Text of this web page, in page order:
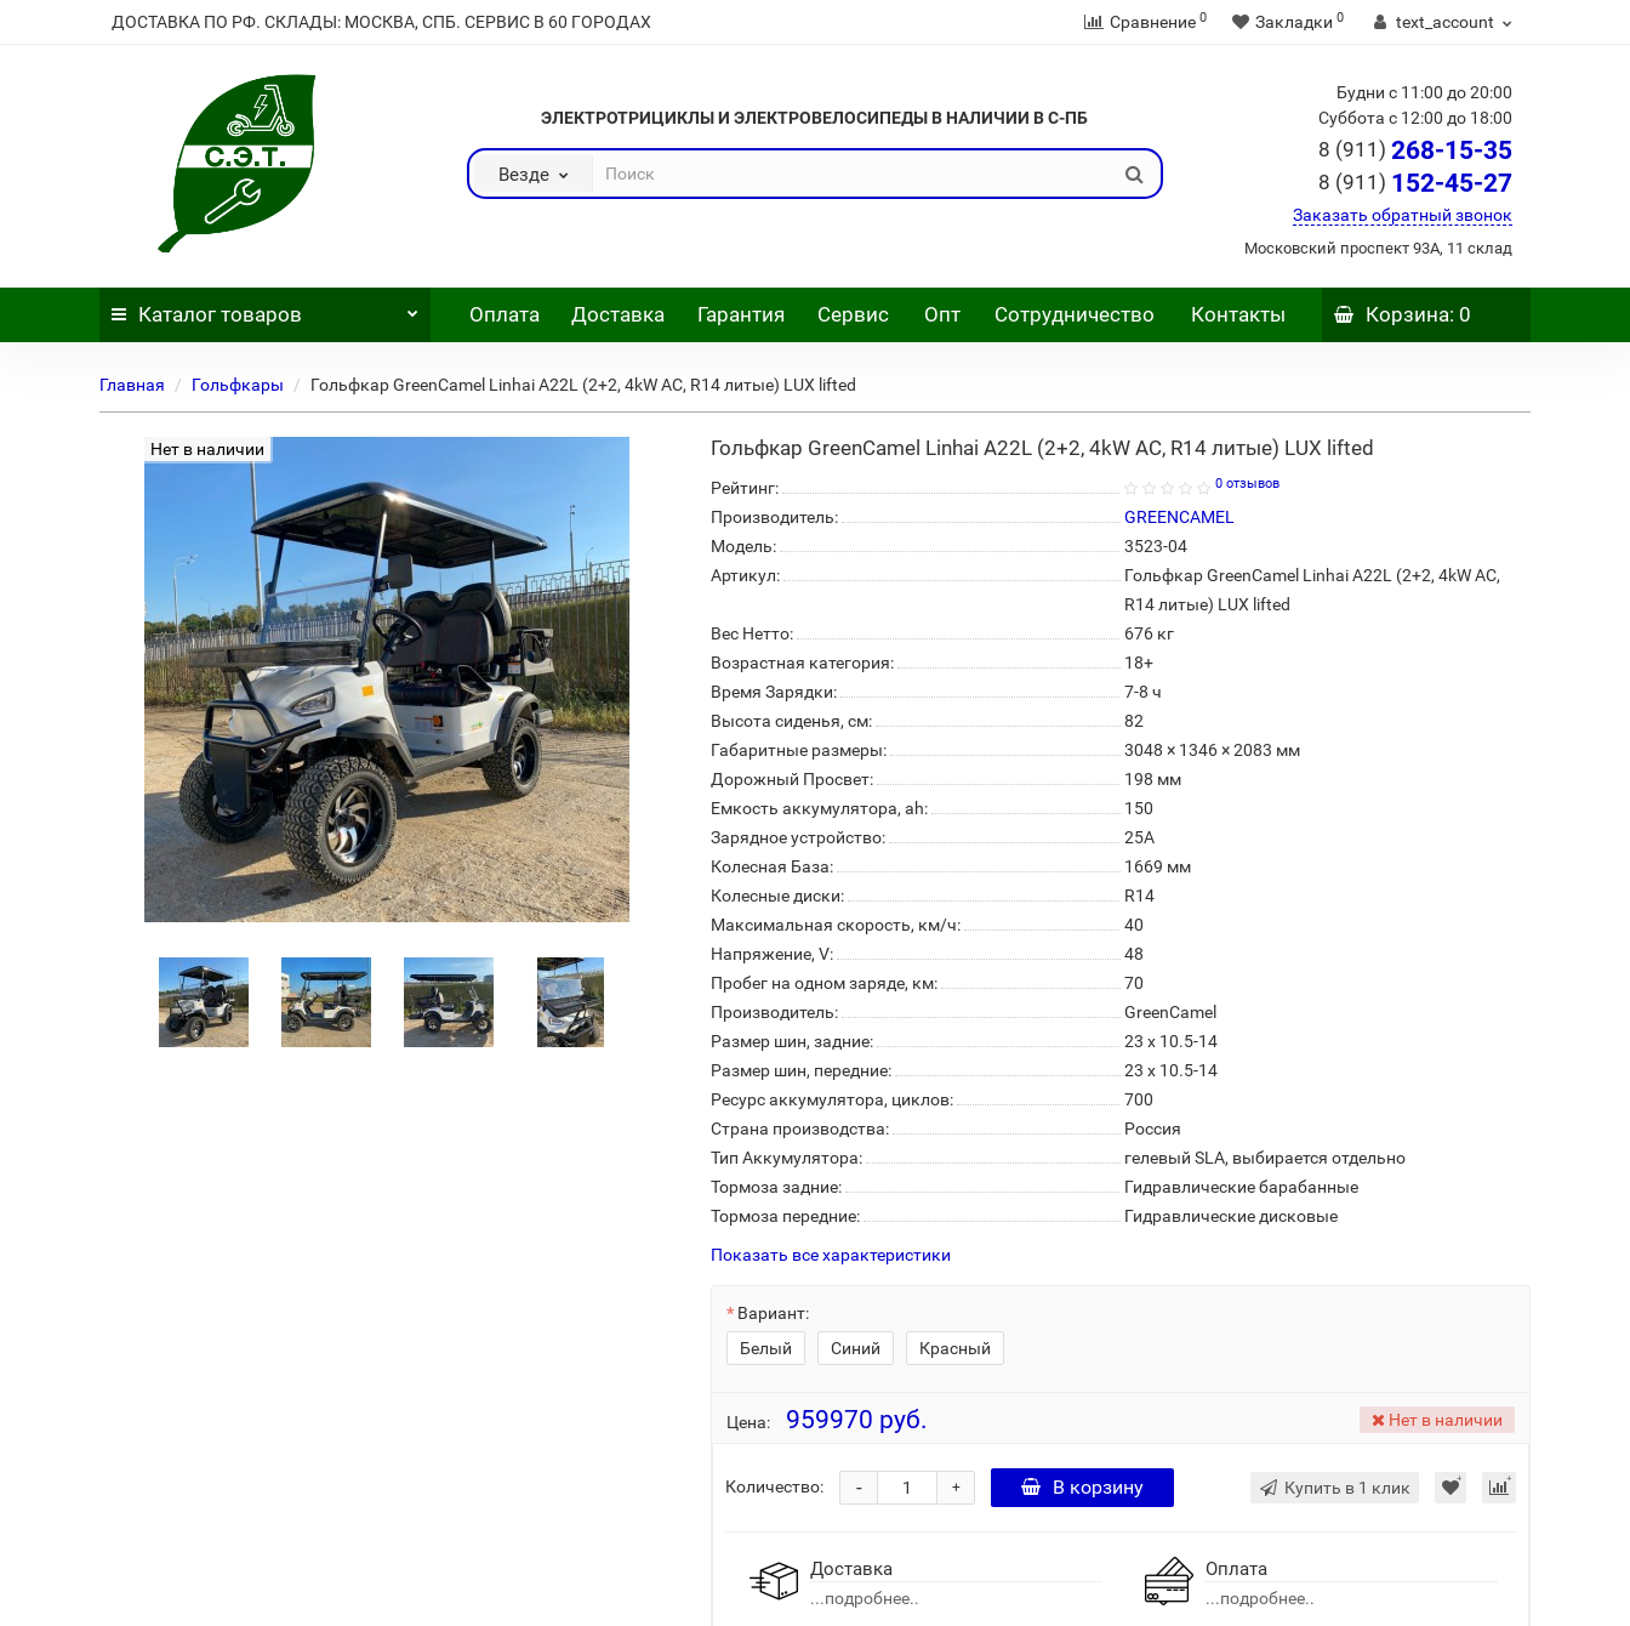
ДОСТАВКА ПО РФ. СКЛАДЫ: МОСКВА, СПБ. СЕРВИС В 60 ГОРОДАХ Сравнение 0 Закладки 0 text_account
ЭЛЕКТРОТРИЦИКЛЫ И ЭЛЕКТРОВЕЛОСИПЕДЫ В НАЛИЧИИ В С-ПБ
Везде
Будни с 11:00 до 20:00
Суббота с 12:00 до 18:00
8 (911) 268-15-35
8 (911) 152-45-27
Заказать обратный звонок
Московский проспект 93А, 11 склад
Каталог товаров Оплата Доставка Гарантия Сервис Опт Сотрудничество Контакты Корзина: 0
Главная Гольфкары Гольфкар GreenCamel Linhai A22L (2+2, 4kW AC, R14 литые) LUX lifted
Нет в наличии Гольфкар GreenCamel Linhai A22L (2+2, 4kW AC, R14 литые) LUX lifted
Рейтинг: 0 отзывов
Производитель:
GREENCAMEL
Модель:
3523-04
Артикул:
Гольфкар GreenCamel Linhai A22L (2+2, 4kW AC,
R14 литые) LUX lifted
Вес Нетто:
676 кг
Возрастная категория:
18+
Время Зарядки:
7-8 ч
Высота сиденья, см:
82
Габаритные размеры:
3048 × 1346 × 2083 мм
Дорожный Просвет:
198 мм
Емкость аккумулятора, ah:
150
Зарядное устройство:
25A
Колесная База:
1669 мм
Колесные диски:
R14
Максимальная скорость, км/ч:
40
Напряжение, V:
48
Пробег на одном заряде, км:
70
Производитель:
GreenCamel
Размер шин, задние:
23 x 10.5-14
Размер шин, передние:
23 x 10.5-14
Ресурс аккумулятора, циклов:
700
Страна производства:
Россия
Тип Аккумулятора:
гелевый SLA, выбирается отдельно
Тормоза задние:
Гидравлические барабанные
Тормоза передние:
Гидравлические дисковые
Показать все характеристики
Вариант:
Белый
Синий Красный
Цена: 959970 руб. Нет в наличии
Количество: +
- В корзину Купить в 1 клик
Доставка
...подробнее..
Оплата
...подробнее..